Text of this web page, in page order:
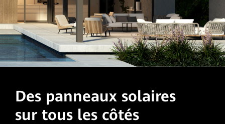
Des panneaux solaires
sur tous les côtés